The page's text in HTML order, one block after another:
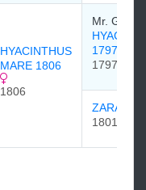
HYACINTHUS
MARE 1806
1806
Mr.
1797
1797
ZARA
1801